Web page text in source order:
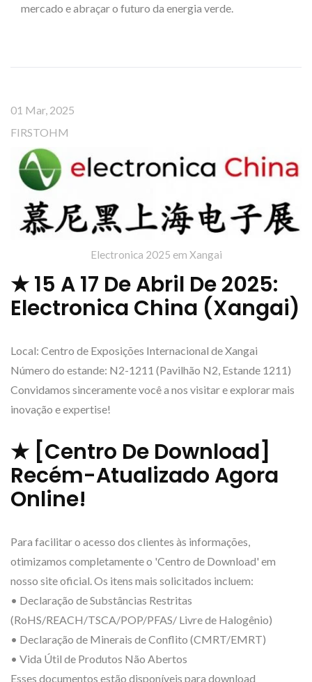
mercado e abraçar o futuro da energia verde.
01 Mar, 2025
FIRSTOHM
Electronica 2025 em Xangai
★ 15 A 17 De Abril De 2025:
Electronica China (Xangai)
Local: Centro de Exposições Internacional de Xangai
Número do estande: N2-1211 (Pavilhão N2, Estande 1211)
Convidamos sinceramente você a nos visitar e explorar mais
inovação e expertise!
★ [Centro De Download]
Recém-Atualizado Agora
Online!
Para facilitar o acesso dos clientes às informações,
otimizamos completamente o 'Centro de Download' em
nosso site oficial. Os itens mais solicitados incluem:
• Declaração de Substâncias Restritas
(RoHS/REACH/TSCA/POP/PFAS/ Livre de Halogênio)
• Declaração de Minerais de Conflito (CMRT/EMRT)
• Vida Útil de Produtos Não Abertos
Esses documentos estão disponíveis para download